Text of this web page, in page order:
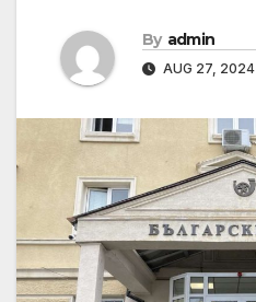
By admin
AUG 27, 2024